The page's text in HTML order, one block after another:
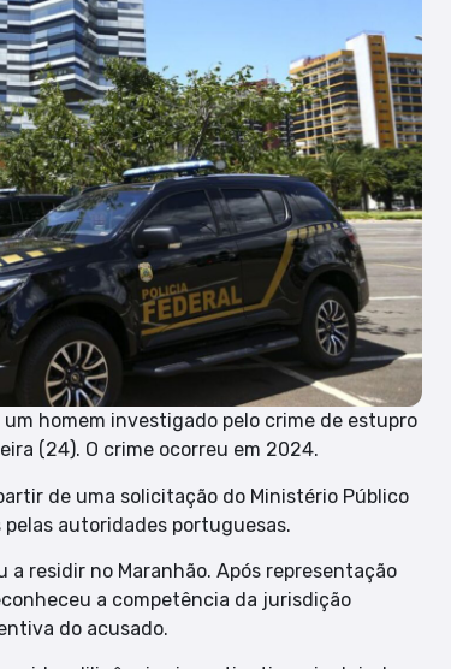
homem investigado pelo crime de estupro
(24). O crime ocorreu em 2024.
de uma solicitação do Ministério Público
pelas autoridades portuguesas.
residir no Maranhão. Após representação
a competência da jurisdição
do acusado.